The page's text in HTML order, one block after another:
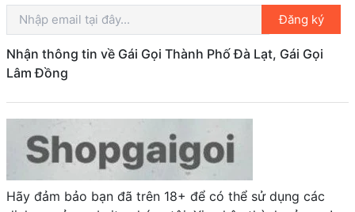
Đăng ký
Nhận thông tin về Gái Gọi Thành Phố Đà Lạt, Gái Gọi
Lâm Đồng
Hãy đảm bảo bạn đã trên 18+ để có thể sử dụng các